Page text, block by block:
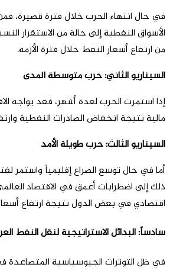
في حال انتهاء الحرب خلال فترة قصيرة،
الأسواق النفطية إلى حالة من الاستقرار
من ارتفاع أسعار النفط خلال فترة الأزمة.
السيناريو الثاني: حرب متوسطة المدى
إذا استمرت الحرب لعدة أشهر، فقد يواجه
مالية نتيجة انخفاض الصادرات النفطية
السيناريو الثالث: حرب طويلة الأمد
أما في حال توسع الصراع إقليمياً واستمر
ذلك إلى اضطرابات أعمق في الاقتصاد
اقتصادي في بعض الدول نتيجة ارتفاع
سادساً: البدائل الاستراتيجية لنقل النفط
في ظل التوترات الجيوسياسية المتصاعدة